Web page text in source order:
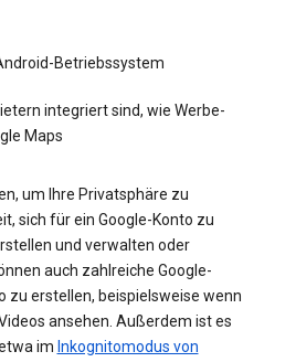
Betriebssystem
integriert sind, wie Werbe-
Maps
um Ihre Privatsphäre zu
sich für ein Google-Konto zu
und verwalten oder
auch zahlreiche Google-
zu erstellen, beispielsweise wenn
ansehen. Außerdem ist es
im Inkognitomodus von